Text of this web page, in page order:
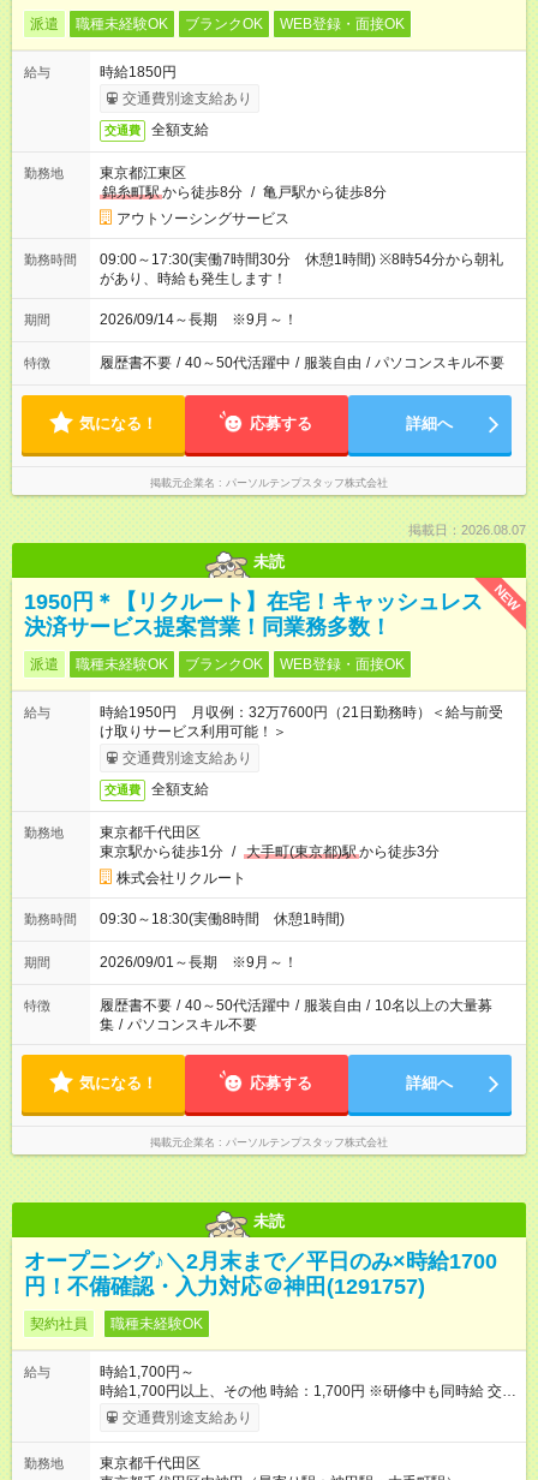
派遣 職種未経験OK ブランクOK WEB登録・面接OK
給与
時給1850円
交通費別途支給あり
交通費 全額支給
勤務地
東京都江東区
錦糸町駅から徒歩8分 / 亀戸駅から徒歩8分
アウトソーシングサービス
勤務時間
09:00～17:30(実働7時間30分 休憩1時間) ※8時54分から朝礼
があり、時給も発生します！
期間 2026/09/14～長期 ※9月～！
特徴 履歴書不要 / 40～50代活躍中 / 服装自由 / パソコンスキル不要
気になる！ 応募する 詳細へ
掲載元企業名 パーソルテンプスタッフ株式会社
掲載日：2026.08.07
未読
NEW
1950円＊【リクルート】在宅！キャッシュレス
決済サービス提案営業！同業務多数！
派遣 職種未経験OK ブランクOK WEB登録・面接OK
給与
時給1950円 月収例：32万7600円（21日勤務時）＜給与前受
け取りサービス利用可能！＞
交通費別途支給あり
交通費 全額支給
勤務地
東京都千代田区
東京駅から徒歩1分 / 大手町(東京都)駅から徒歩3分
株式会社リクルート
勤務時間 09:30～18:30(実働8時間 休憩1時間)
期間 2026/09/01～長期 ※9月～！
特徴 履歴書不要 / 40～50代活躍中 / 服装自由 / 10名以上の大量募
集 / パソコンスキル不要
気になる！ 応募する 詳細へ
掲載元企業名 パーソルテンプスタッフ株式会社
未読
オープニング♪＼2月末まで／平日のみ×時給1700
円！不備確認・入力対応＠神田(1291757)
契約社員 職種未経験OK
給与
時給1,700円～
時給1,700円以上、その他 時給：1,700円 ※研修中も同時給 交通
費：月上限3万円まで規定支給 月収目安（週5日勤務）： 時給
交通費別途支給あり
勤務地
東京都千代田区